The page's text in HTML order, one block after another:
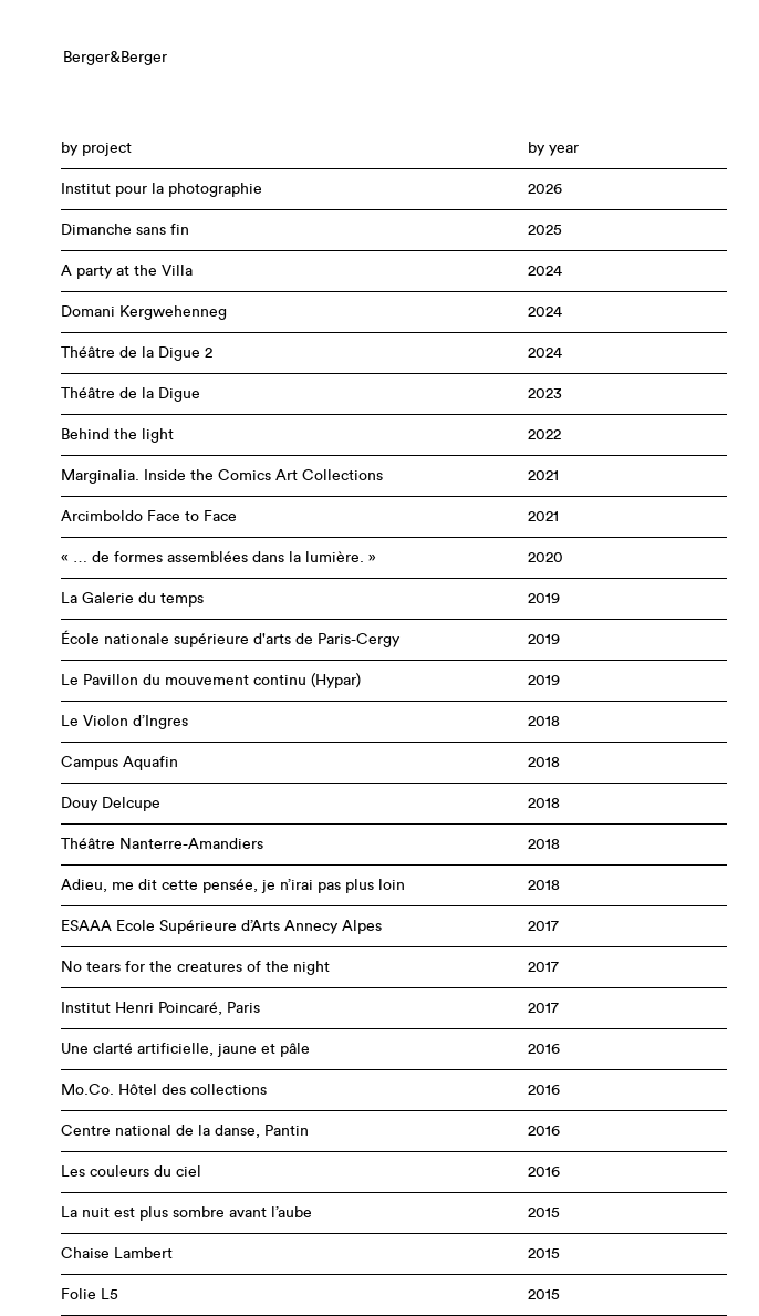
Berger&Berger
by project by year
Institut pour la photographie 2026
Dimanche sans fin 2025
A party at the Villa 2024
Domani Kergwehenneg 2024
Théâtre de la Digue 2 2024
Théâtre de la Digue 2023
Behind the light 2022
Marginalia. Inside the Comics Art Collections 2021
Arcimboldo Face to Face 2021
« … de formes assemblées dans la lumière. » 2020
La Galerie du temps 2019
École nationale supérieure d'arts de Paris-Cergy 2019
Le Pavillon du mouvement continu (Hypar) 2019
Le Violon d’Ingres 2018
Campus Aquafin 2018
Douy Delcupe 2018
Théâtre Nanterre-Amandiers 2018
Adieu, me dit cette pensée, je n’irai pas plus loin 2018
ESAAA Ecole Supérieure d’Arts Annecy Alpes 2017
No tears for the creatures of the night 2017
Institut Henri Poincaré, Paris 2017
Une clarté artificielle, jaune et pâle 2016
Mo.Co. Hôtel des collections 2016
Centre national de la danse, Pantin 2016
Les couleurs du ciel 2016
La nuit est plus sombre avant l’aube 2015
Chaise Lambert 2015
Folie L5 2015